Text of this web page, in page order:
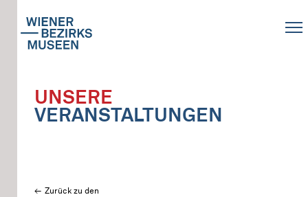
UNSERE
VERANSTALTUNGEN
Zurück zu den